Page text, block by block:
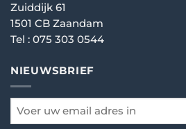
Zuiddijk 61
1501 CB Zaandam
Tel : 075 303 0544
NIEUWSBRIEF
email
*